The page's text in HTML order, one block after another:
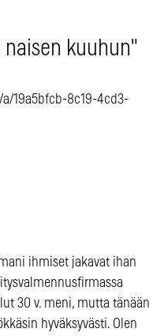
naisen kuuhun"
19a5bfcb-8c19-4cd3-
ihmiset jakavat ihan
30 v. meni, mutta tänään
hyväksyvästi. Olen